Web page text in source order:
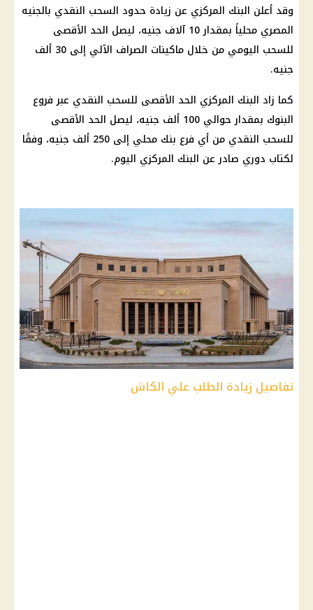
وقد أعلن البنك المركزي عن زيادة حدود السحب النقدي بالجنيه
المصري محلياً بمقدار 10 آلاف جنيه، ليصل الحد الأقصى
للسحب اليومي من خلال ماكينات الصراف الآلي إلى 30 ألف
جنيه.
كما زاد البنك المركزي الحد الأقصى للسحب النقدي عبر فروع
البنوك بمقدار حوالي 100 ألف جنيه، ليصل الحد الأقصى
للسحب النقدي من أي فرع بنك محلي إلى 250 ألف جنيه، وفقًا
لكتاب دوري صادر عن البنك المركزي اليوم.
تفاصيل زيادة الطلب علي الكاش